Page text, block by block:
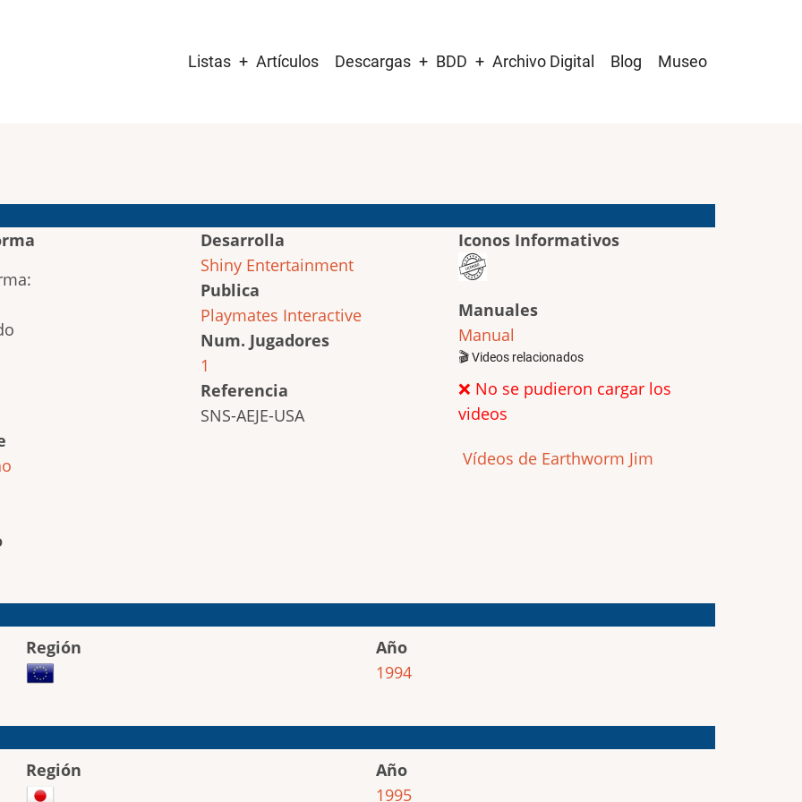
navigation
Listas Artículos Descargas BDD Archivo Digital Blog Museo
Desarrolla
Shiny Entertainment
Publica
Playmates Interactive
Num. Jugadores
1
Referencia
SNS-AEJE-USA
Iconos Informativos
Manuales
Manual
🎬 Videos relacionados
❌ No se pudieron cargar los
videos
Vídeos de Earthworm Jim
Región
Año
1994
Región
Año
1995